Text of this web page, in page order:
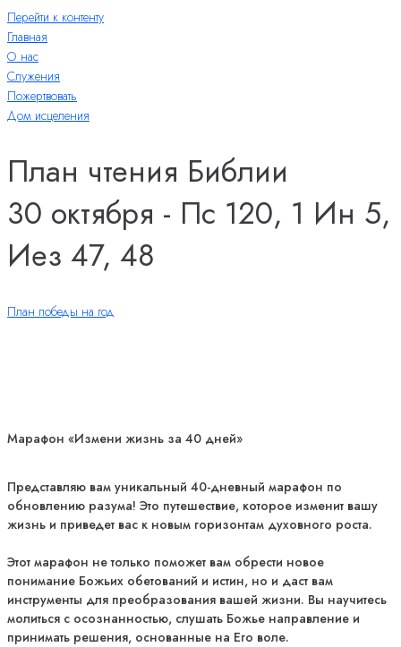
Перейти к контенту
Главная
О нас
Служения
Пожертвовать
Дом исцеления
План чтения Библии
30 октября - Пс 120, 1 Ин 5,
Иез 47, 48
План победы на год
Марафон «Измени жизнь за 40 дней»
Представляю вам уникальный 40-дневный марафон по
обновлению разума! Это путешествие, которое изменит вашу
жизнь и приведет вас к новым горизонтам духовного роста.
Этот марафон не только поможет вам обрести новое
понимание Божьих обетований и истин, но и даст вам
инструменты для преобразования вашей жизни. Вы научитесь
молиться с осознанностью, слушать Божье направление и
принимать решения, основанные на Его воле.